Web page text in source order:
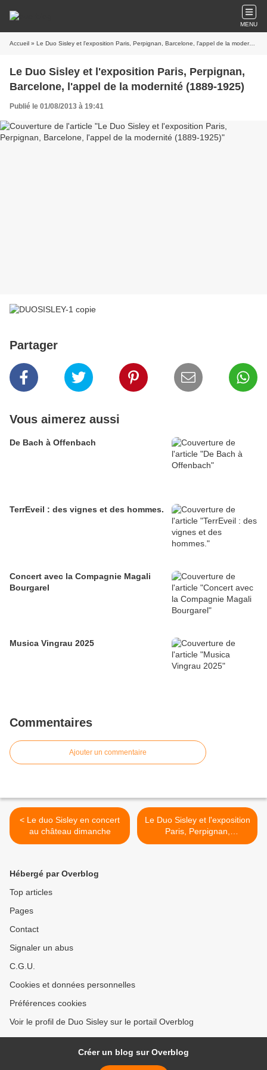
MENU
Accueil » Le Duo Sisley et l'exposition Paris, Perpignan, Barcelone, l'appel de la modernité (1889-1925)
Le Duo Sisley et l'exposition Paris, Perpignan,
Barcelone, l'appel de la modernité (1889-1925)
Publié le 01/08/2013 à 19:41
Partager
Vous aimerez aussi
De Bach à Offenbach
TerrEveil : des vignes et des hommes.
Concert avec la Compagnie Magali
Bourgarel
Musica Vingrau 2025
Commentaires
Ajouter un commentaire
< Le duo Sisley en concert
au château dimanche
Le Duo Sisley et l'exposition
Paris, Perpignan,
Barcelone, l'appel de la
Hébergé par Overblog
Top articles
Pages
Contact
Signaler un abus
C.G.U.
Cookies et données personnelles
Préférences cookies
Voir le profil de Duo Sisley sur le portail Overblog
Créer un blog sur Overblog